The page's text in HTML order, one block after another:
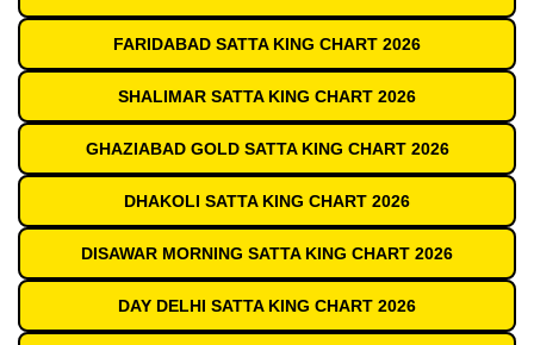
FARIDABAD SATTA KING CHART 2026
SHALIMAR SATTA KING CHART 2026
GHAZIABAD GOLD SATTA KING CHART 2026
DHAKOLI SATTA KING CHART 2026
DISAWAR MORNING SATTA KING CHART 2026
DAY DELHI SATTA KING CHART 2026